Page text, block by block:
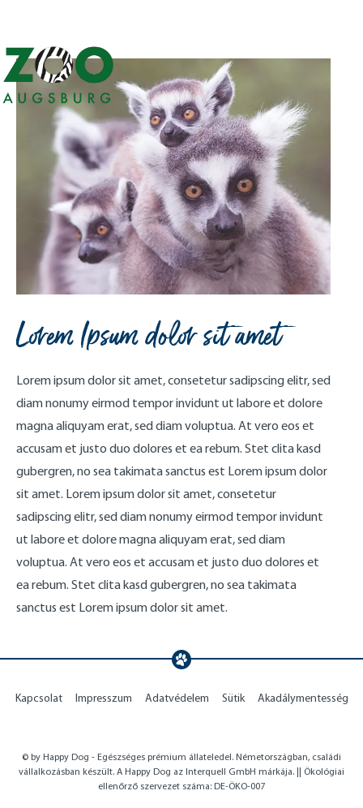
Lorem Ipsum dolor sit amet
Lorem ipsum dolor sit amet, consetetur sadipscing elitr, sed
diam nonumy eirmod tempor invidunt ut labore et dolore
magna aliquyam erat, sed diam voluptua. At vero eos et
accusam et justo duo dolores et ea rebum. Stet clita kasd
gubergren, no sea takimata sanctus est Lorem ipsum dolor
sit amet. Lorem ipsum dolor sit amet, consetetur
sadipscing elitr, sed diam nonumy eirmod tempor invidunt
ut labore et dolore magna aliquyam erat, sed diam
voluptua. At vero eos et accusam et justo duo dolores et
ea rebum. Stet clita kasd gubergren, no sea takimata
sanctus est Lorem ipsum dolor sit amet.
Kapcsolat Impresszum Adatvédelem Sütik Akadálymentesség
© by Happy Dog - Egészséges prémium állateledel. Németországban, családi
vállalkozásban készült. A Happy Dog az Interquell GmbH márkája. || Ökológiai
ellenőrző szervezet száma: DE-ÖKO-007